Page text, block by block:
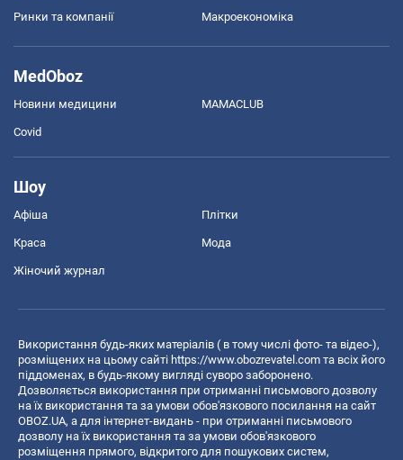
Ринки та компанії Макроекономіка
MedOboz
Новини медицини MAMACLUB
Covid
Шоу
Афіша Плітки
Краса Мода
Жіночий журнал
Використання будь-яких матеріалів ( в тому числі фото- та відео-),
розміщених на цьому сайті https://www.obozrevatel.com та всіх його
піддоменах, в будь-якому вигляді суворо заборонено.
Дозволяється використання при отриманні письмового дозволу
на їх використання та за умови обов'язкового посилання на сайт
OBOZ.UA, а для інтернет-видань - при отриманні письмового
дозволу на їх використання та за умови обов'язкового
розміщення прямого, відкритого для пошукових систем,